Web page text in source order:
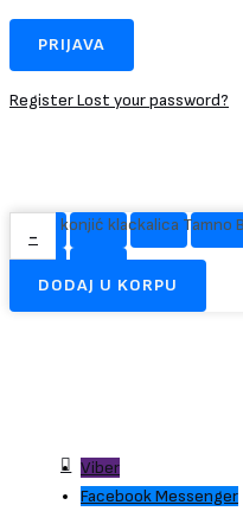
RegisterLost your password?
-
Plišani konjić klackalica Tamno
DODAJ U KORPU
Viber
Facebook Messenger